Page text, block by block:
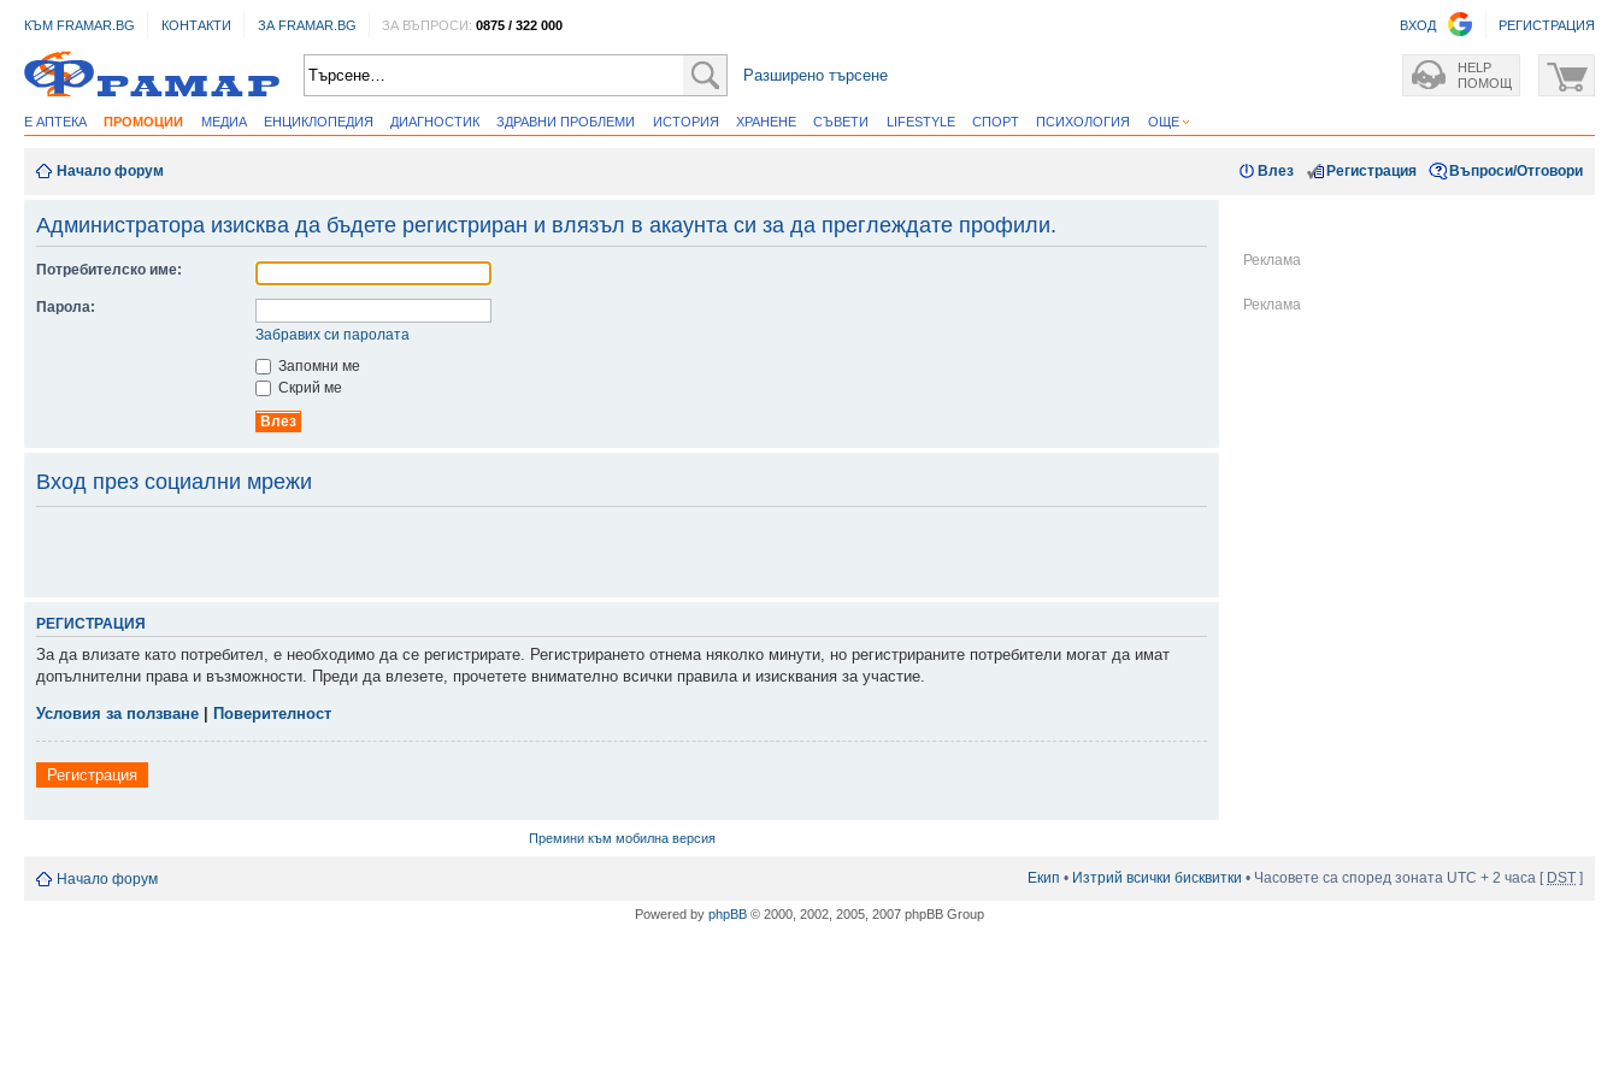
КЪМ FRAMAR.BG КОНТАКТИ ЗА FRAMAR.BG ЗА ВЪПРОСИ:0875 / 322 000 РЕГИСТРАЦИЯ
ВХОД
Разширено търсене
HELP
ПОМОЩ
Е АПТЕКА ПРОМОЦИИ МЕДИА ЕНЦИКЛОПЕДИЯ ДИАГНОСТИК ЗДРАВНИ ПРОБЛЕМИ ИСТОРИЯ ХРАНЕНЕ СЪВЕТИ LIFESTYLE СПОРТ ПСИХОЛОГИЯ ОЩЕ
Начало форум Въпроси/Отговори
Регистрация
Влез
Администратора изисква да бъдете регистриран и влязъл в акаунта си за да преглеждате профили.
Потребителско име:
Парола:
Забравих си паролата
Запомни ме
Скрий ме
Вход през социални мрежи
РЕГИСТРАЦИЯ
За да влизате като потребител, е необходимо да се регистрирате. Регистрирането отнема няколко минути, но регистрираните потребители могат да имат
допълнителни права и възможности. Преди да влезете, прочетете внимателно всички правила и изисквания за участие.
Условия за ползване | Поверителност
Регистрация
Премини към мобилна версия
Начало форум Екип • Изтрий всички бисквитки • Часовете са според зоната UTC + 2 часа [ DST ]
Powered by phpBB © 2000, 2002, 2005, 2007 phpBB Group